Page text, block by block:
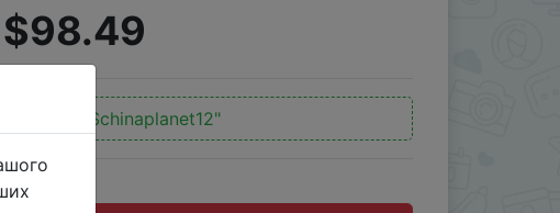
$98.49
"11Schinaplanet12"